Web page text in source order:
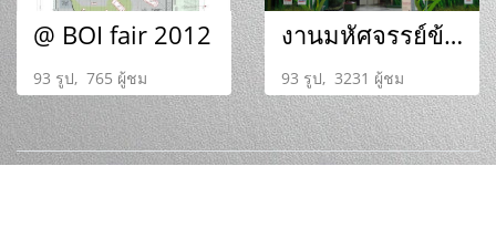
@ BOI fair 2012
93 รูป, 765 ผู้ชม
งานมหัศจรรย์ข้าวไทย ข้าวของพ่อ เดอะมอลล์บางแค
93 รูป, 3231 ผู้ชม